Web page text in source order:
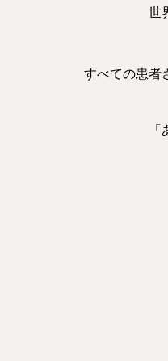
世
すべての患者